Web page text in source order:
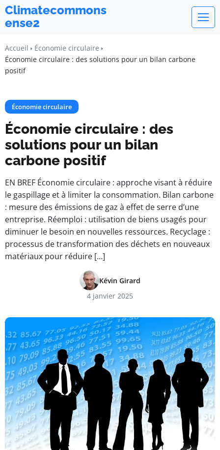
Climatecommons
ense2
Accueil
Économie circulaire
Économie circulaire : des solutions pour un bilan carbone
positif
Économie circulaire
Économie circulaire : des
solutions pour un bilan
carbone positif
EN BREF Économie circulaire : approche visant à réduire
le gaspillage et à limiter la consommation. Bilan carbone
: mesure des émissions de gaz à effet de serre d’une
entreprise. Réemploi : utilisation de biens usagés pour
diminuer le besoin en nouvelles ressources. Recyclage :
processus de transformation des déchets en nouveaux
matériaux pour réduire […]
Kévin Girard
4 janvier 2025